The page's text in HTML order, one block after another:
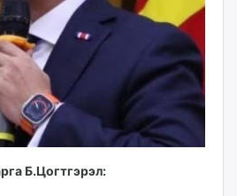
Б.Цогтгэрэл: